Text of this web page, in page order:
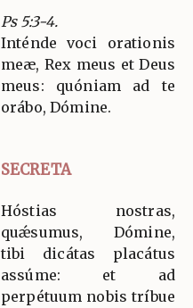
Ps 5:3-4.
Inténde voci orationis
meæ, Rex meus et Deus
meus: quóniam ad te
orábo, Dómine.
SECRETA
Hóstias nostras,
quǽsumus, Dómine,
tibi dicátas placátus
assúme: et ad
perpétuum nobis tríbue